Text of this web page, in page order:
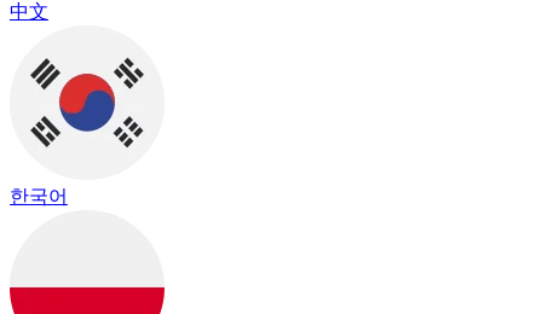
中文
한국어